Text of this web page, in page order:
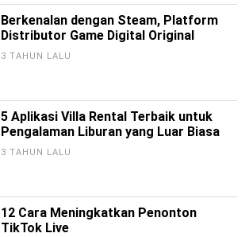
Berkenalan dengan Steam, Platform
Distributor Game Digital Original
3 TAHUN LALU
5 Aplikasi Villa Rental Terbaik untuk
Pengalaman Liburan yang Luar Biasa
3 TAHUN LALU
12 Cara Meningkatkan Penonton
TikTok Live